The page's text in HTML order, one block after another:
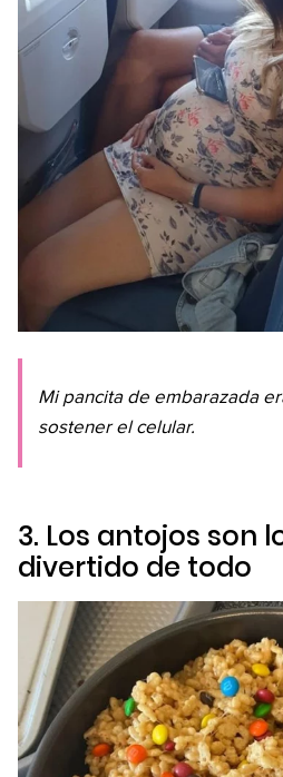
Mi pancita de embarazada
sostener el celular.
3. Los antojos son
divertido de todo